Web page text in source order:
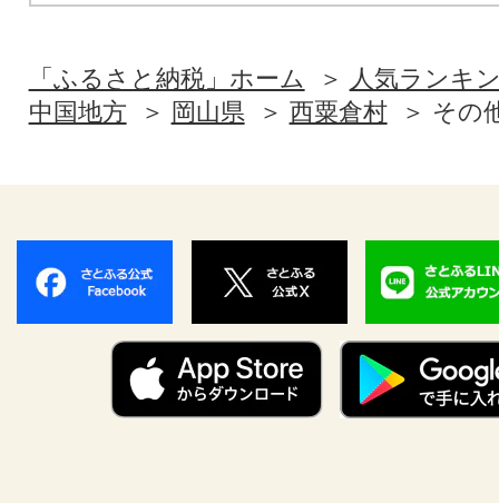
「ふるさと納税」ホーム
人気ランキ
中国地方
岡山県 西粟倉村 その